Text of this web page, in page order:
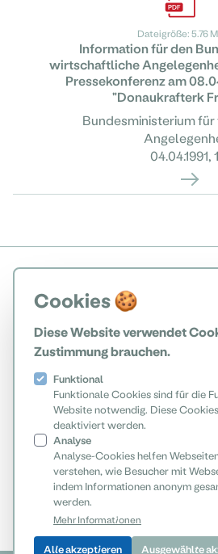
Cookies 🍪
Diese Website verwendet
Zustimmung brauchen.
Funktional
Funktionale Cookies sind für die
Website notwendig. Diese
deaktiviert werden.
Analyse
Analyse-Cookies helfen
verstehen, wie Besucher mit
indem Informationen anonym
werden.
Mehr Informationen
Alle akzeptieren Ausgewählte
Dateigröße: 5.76
Information für den
wirtschaftliche
Pressekonferenz am
"Donaukrafterk
Bundesministerium
04.04.1991,